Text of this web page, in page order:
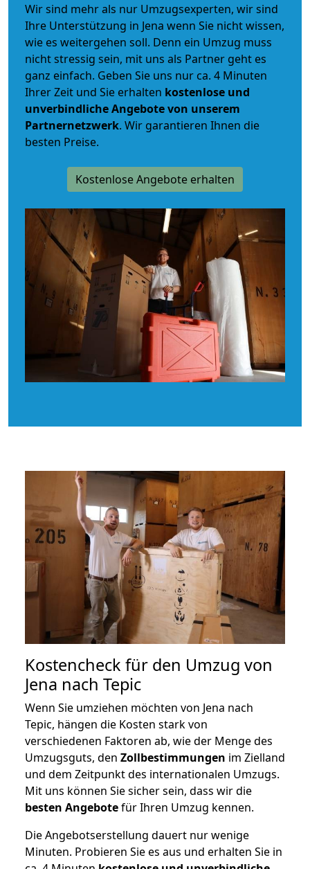
Wir sind mehr als nur Umzugsexperten, wir sind
Ihre Unterstützung in Jena wenn Sie nicht wissen,
wie es weitergehen soll. Denn ein Umzug muss
nicht stressig sein, mit uns als Partner geht es
ganz einfach. Geben Sie uns nur ca. 4 Minuten
Ihrer Zeit und Sie erhalten kostenlose und
unverbindlicheAngebote von unserem
Partnernetzwerk. Wir garantieren Ihnen die
besten Preise.
Kostenlose Angebote erhalten
Kostencheck für den Umzug von
Jena nach Tepic
Wenn Sie umziehen möchten von Jena nach
Tepic, hängen die Kosten stark von
verschiedenen Faktoren ab, wie der Menge des
Umzugsguts, den Zollbestimmungen im Zielland
und dem Zeitpunkt des internationalen Umzugs.
Mit uns können Sie sicher sein, dass wir die
besten Angebotefür Ihren Umzug kennen.
Die Angebotserstellung dauert nur wenige
Minuten. Probieren Sie es aus und erhalten Sie in